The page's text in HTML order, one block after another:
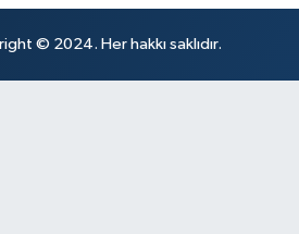
© 2024. Her hakkı saklıdır.